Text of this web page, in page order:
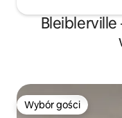
Wybór gości
Wybór gości